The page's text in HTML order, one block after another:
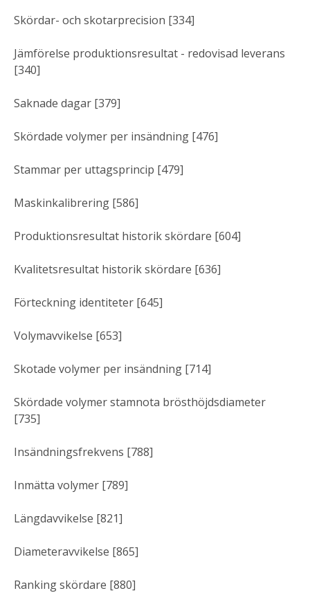
Skördar- och skotarprecision [334]
Jämförelse produktionsresultat - redovisad leverans
[340]
Saknade dagar [379]
Skördade volymer per insändning [476]
Stammar per uttagsprincip [479]
Maskinkalibrering [586]
Produktionsresultat historik skördare [604]
Kvalitetsresultat historik skördare [636]
Förteckning identiteter [645]
Volymavvikelse [653]
Skotade volymer per insändning [714]
Skördade volymer stamnota brösthöjdsdiameter
[735]
Insändningsfrekvens [788]
Inmätta volymer [789]
Längdavvikelse [821]
Diameteravvikelse [865]
Ranking skördare [880]